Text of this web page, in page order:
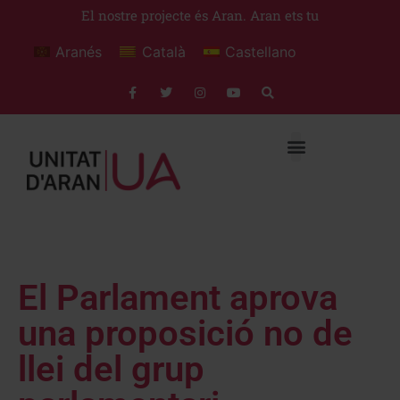
El nostre projecte és Aran. Aran ets tu
Aranés Català Castellano
El Parlament aprova
una proposició no de
llei del grup